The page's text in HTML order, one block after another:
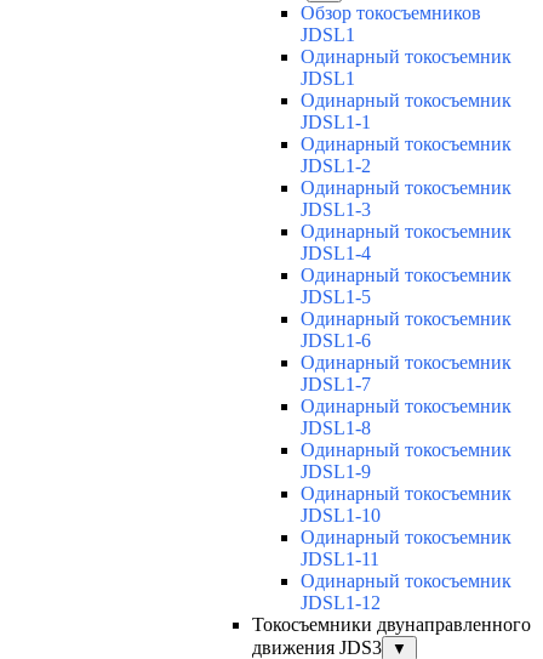
Обзор токосъемников
JDSL1
Одинарный токосъемник
JDSL1
Одинарный токосъемник
JDSL1-1
Одинарный токосъемник
JDSL1-2
Одинарный токосъемник
JDSL1-3
Одинарный токосъемник
JDSL1-4
Одинарный токосъемник
JDSL1-5
Одинарный токосъемник
JDSL1-6
Одинарный токосъемник
JDSL1-7
Одинарный токосъемник
JDSL1-8
Одинарный токосъемник
JDSL1-9
Одинарный токосъемник
JDSL1-10
Одинарный токосъемник
JDSL1-11
Одинарный токосъемник
JDSL1-12
Токосъемники двунаправленного
движения JDS3
▼